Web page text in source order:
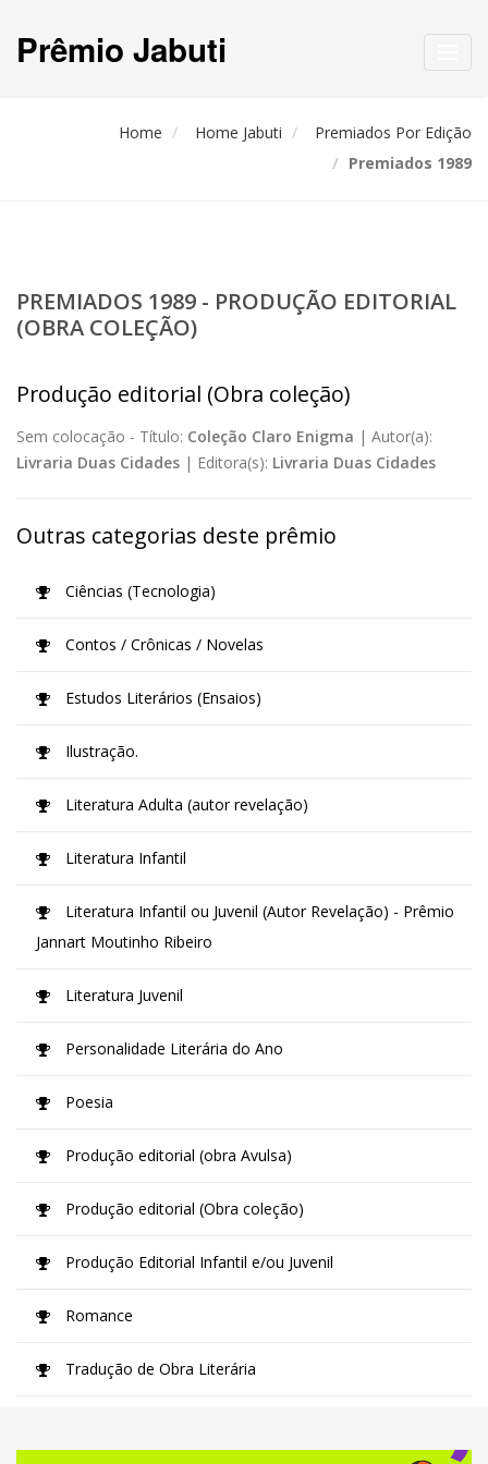
Prêmio Jabuti
Home Home Jabuti
Premiados Por Edição
Premiados 1989
PREMIADOS 1989 - PRODUÇÃO EDITORIAL
(OBRA COLEÇÃO)
Produção editorial (Obra coleção)
Sem colocação - Título: Coleção Claro Enigma | Autor(a):
Livraria Duas Cidades | Editora(s): Livraria Duas Cidades
Outras categorias deste prêmio
Ciências (Tecnologia)
Contos / Crônicas / Novelas
Estudos Literários (Ensaios)
Ilustração.
Literatura Adulta (autor revelação)
Literatura Infantil
Literatura Infantil ou Juvenil (Autor Revelação) - Prêmio
Jannart Moutinho Ribeiro
Literatura Juvenil
Personalidade Literária do Ano
Poesia
Produção editorial (obra Avulsa)
Produção editorial (Obra coleção)
Produção Editorial Infantil e/ou Juvenil
Romance
Tradução de Obra Literária